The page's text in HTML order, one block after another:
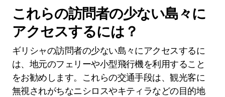
これらの訪問者の少ない島々に
アクセスするには？
ギリシャの訪問者の少ない島々にアクセスするに
は、地元のフェリーや小型飛行機を利用すること
をお勧めします。これらの交通手段は、観光客に
無視されがちなニシロスやキティラなどの目的地